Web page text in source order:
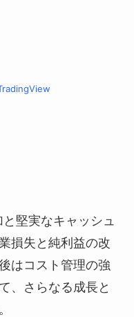
堅実なキャッシュ
損失と純利益の改
はコスト管理の強
、さらなる成長と